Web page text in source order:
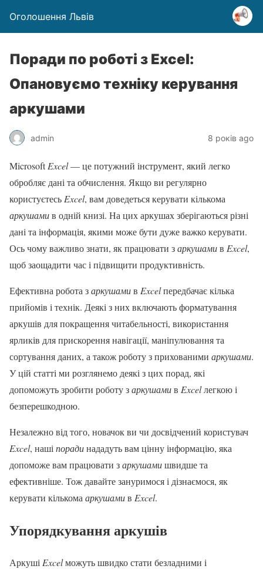
Оголошення Львів
Поради по роботі з Excel:
Опановуємо техніку керування
аркушами
admin 8 років ago
MicrosoftExcel— це потужний інструмент, який легко
обробляє дані та обчислення. Якщо ви регулярно
користуєтесь Excel, вам доведеться керувати кількома
аркушамив одній книзі. На цих аркушах зберігаються різні
дані та інформація, якими може бути дуже важко керувати.
Ось чому важливо знати, як працювати заркушамив Excel,
щоб заощадити час і підвищити продуктивність.
Ефективна робота заркушамив Excelпередбачає кілька
прийомів і технік. Деякі з них включають форматування
аркушів для покращення читабельності, використання
ярликів для прискорення навігації, маніпулювання та
сортування даних, а також роботу з прихованими аркушами.
У цій статті ми розглянемо деякі з цих порад, які
допоможуть зробити роботу заркушамив Excelлегкою і
безперешкодною.
Незалежно від того, новачок ви чи досвідчений користувач
Excel, наші порадинададуть вам цінну інформацію, яка
допоможе вам працювати заркушамишвидше та
ефективніше. Тож давайте зануримося і дізнаємося, як
керувати кількома аркушамив Excel.
Упорядкування аркушів
Аркуші Excelможуть швидко стати безладними і